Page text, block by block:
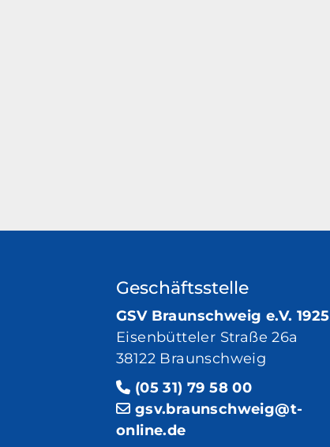
Geschäftsstelle
GSV Braunschweig e.V. 1925
Eisenbütteler Straße 26a
38122 Braunschweig
(05 31) 79 58 00
gsv.braunschweig@t-
online.de